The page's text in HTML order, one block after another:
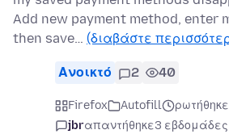
Add new payment method, enter
then save… (διαβάστε
Ανοικτό 2 40
Firefox Autofill
jbrαπαντήθηκε3 εβδομάδες